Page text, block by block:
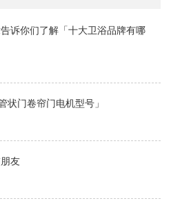
诉你们了解「十大卫浴品牌有哪
状门卷帘门电机型号」
友